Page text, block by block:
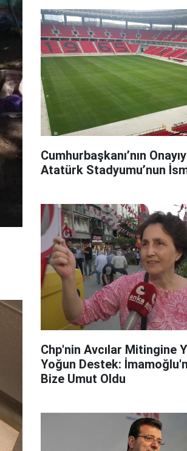
Cumhurbaşkanı’nın
Atatürk Stadyumu’nun
Chp'nin Avcılar Mitingine
Yoğun Destek:
Bize Umut Oldu